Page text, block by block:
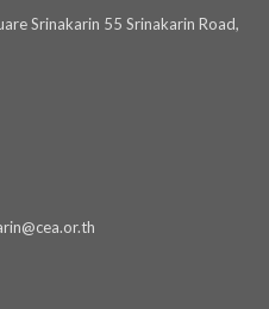
Srinakarin 55 Srinakarin Road,